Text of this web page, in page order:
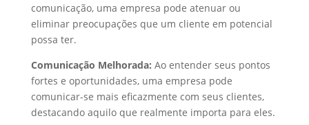
comunicação, uma empresa pode atenuar ou
eliminar preocupações que um cliente em potencial
possa ter.
Comunicação Melhorada: Ao entender seus pontos
fortes e oportunidades, uma empresa pode
comunicar-se mais eficazmente com seus clientes,
destacando aquilo que realmente importa para eles.